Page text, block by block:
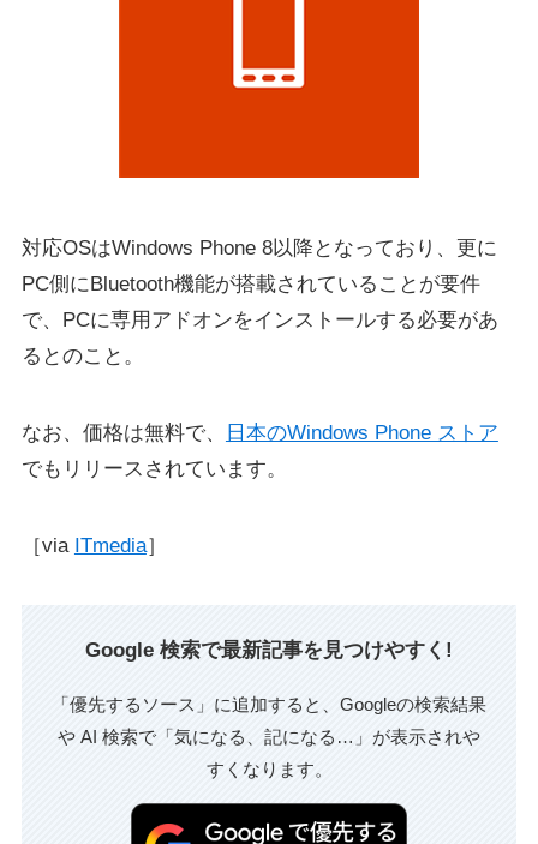
対応OSはWindows Phone 8以降となっており、更に
PC側にBluetooth機能が搭載されていることが要件
で、PCに専用アドオンをインストールする必要があ
るとのこと。
なお、価格は無料で、
日本のWindows Phone ストア
でもリリースされています。
［via ITmedia］
Google 検索で最新記事を見つけやすく!
「優先するソース」に追加すると、Googleの検索結果
や AI 検索で「気になる、記になる…」が表示されや
すくなります。